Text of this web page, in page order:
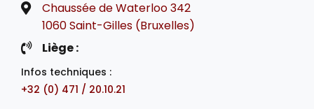
Chaussée de Waterloo 342
1060 Saint-Gilles (Bruxelles)
Liège :
Infos techniques :
+32 (0) 471 / 20.10.21